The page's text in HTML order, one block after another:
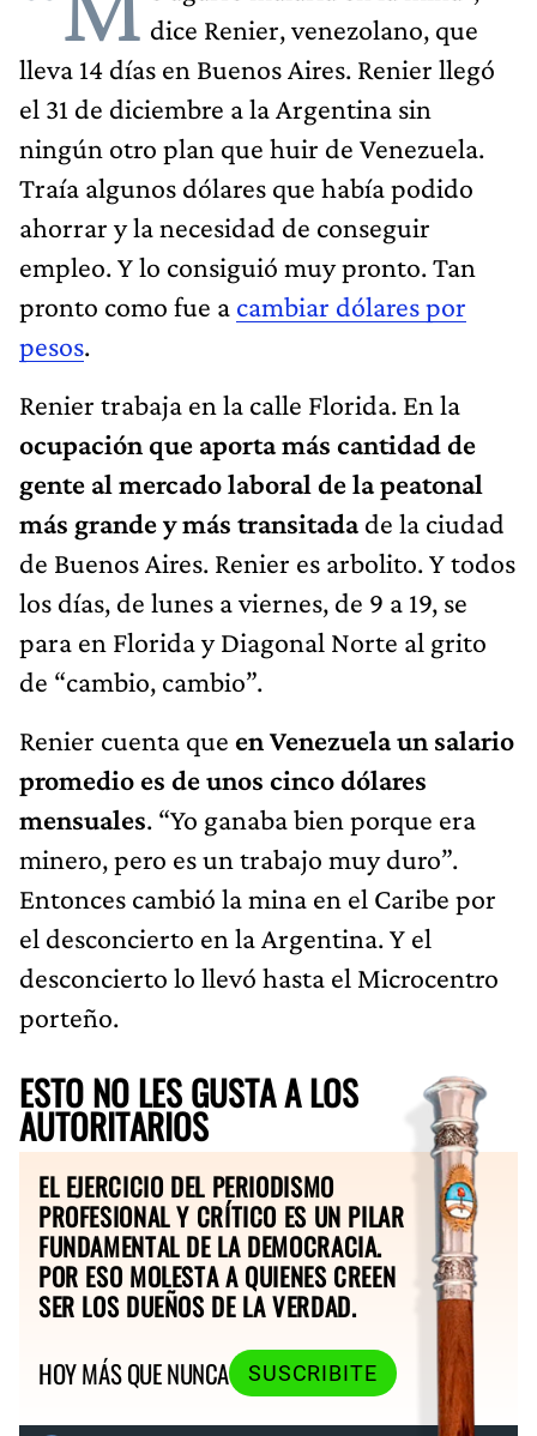
dice Renier, venezolano, que
lleva 14 días en Buenos Aires. Renier llegó
el 31 de diciembre a la Argentina sin
ningún otro plan que huir de Venezuela.
Traía algunos dólares que había podido
ahorrar y la necesidad de conseguir
empleo. Y lo consiguió muy pronto. Tan
pronto como fue a cambiar dólares por
pesos.
Renier trabaja en la calle Florida. En la
ocupación que aporta más cantidad de
gente al mercado laboral de la peatonal
más grande y más transitadade la ciudad
de Buenos Aires. Renier es arbolito. Y todos
los días, de lunes a viernes, de 9 a 19, se
para en Florida y Diagonal Norte al grito
de “cambio, cambio”.
Renier cuenta que en Venezuela un salario
promedio es de unos cinco dólares
mensuales. “Yo ganaba bien porque era
minero, pero es un trabajo muy duro”.
Entonces cambió la mina en el Caribe por
el desconcierto en la Argentina. Y el
desconcierto lo llevó hasta el Microcentro
porteño.
ESTO NO LES GUSTA A LOS
AUTORITARIOS
EL EJERCICIO DEL PERIODISMO
PROFESIONAL Y CRÍTICO ES UN PILAR
FUNDAMENTAL DE LA DEMOCRACIA.
POR ESO MOLESTA A QUIENES CREEN
SER LOS DUEÑOS DE LA VERDAD.
HOY MÁS QUE NUNCA
SUSCRIBITE